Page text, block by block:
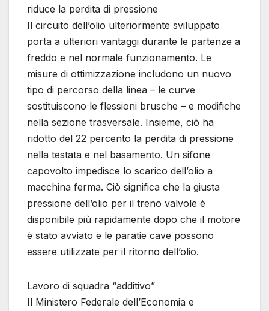
riduce la perdita di pressione
Il circuito dell’olio ulteriormente sviluppato
porta a ulteriori vantaggi durante le partenze a
freddo e nel normale funzionamento. Le
misure di ottimizzazione includono un nuovo
tipo di percorso della linea – le curve
sostituiscono le flessioni brusche – e modifiche
nella sezione trasversale. Insieme, ciò ha
ridotto del 22 percento la perdita di pressione
nella testata e nel basamento. Un sifone
capovolto impedisce lo scarico dell’olio a
macchina ferma. Ciò significa che la giusta
pressione dell’olio per il treno valvole è
disponibile più rapidamente dopo che il motore
è stato avviato e le paratie cave possono
essere utilizzate per il ritorno dell’olio.
Lavoro di squadra “additivo”
Il Ministero Federale dell’Economia e